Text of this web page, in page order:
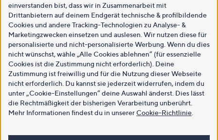
einverstanden bist, dass wir in Zusammenarbeit mit
Drittanbietern auf deinem Endgerät technische & profilbildende
Cookies und andere Tracking-Technologien zu Analyse- &
Marketingzwecken einsetzen und auslesen. Wir nutzen diese für
personalisierte und nicht-personalisierte Werbung. Wenn du dies
nicht wünschst, wähle „Alle Cookies ablehnen“ (für essenzielle
Cookies ist die Zustimmung nicht erforderlich). Deine
Zustimmung ist freiwillig und für die Nutzung dieser Webseite
nicht erforderlich. Du kannst sie jederzeit widerrufen, indem du
unter „Cookie-Einstellungen“ deine Auswahl änderst. Dies lässt
die Rechtmäßigkeit der bisherigen Verarbeitung unberührt.
Mehr Informationen findest du in unsererCookie-Richtlinie